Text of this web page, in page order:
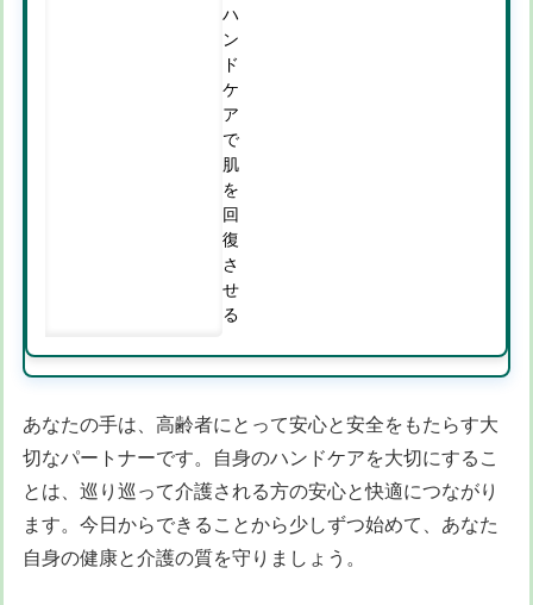
ハ
ン
ド
ケ
ア
で
肌
を
回
復
さ
せ
る
あなたの手は、高齢者にとって安心と安全をもたらす大
切なパートナーです。自身のハンドケアを大切にするこ
とは、巡り巡って介護される方の安心と快適につながり
ます。今日からできることから少しずつ始めて、あなた
自身の健康と介護の質を守りましょう。